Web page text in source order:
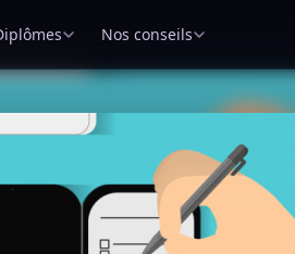
Nos conseils